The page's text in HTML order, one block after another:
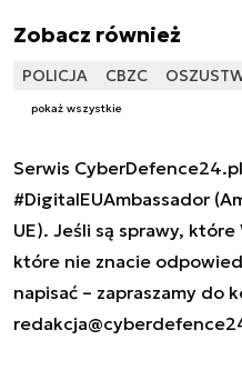
Zobacz również
POLICJA CBZC
pokaż wszystkie
Serwis
#DigitalEUAmbassador
UE). Jeśli są sprawy,
które nie znacie
napisać – zapraszamy do